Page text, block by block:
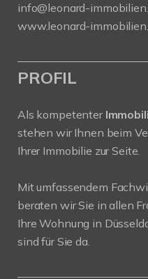
info@leonard-
www.leonard-
PROFIL
Als kompetenter
stehen wir Ihnen beim
Ihrer Immobilie zur Seite.
Mit umfassendem
beraten wir Sie in allen
Ihre Wohnung in
sind für Sie da.